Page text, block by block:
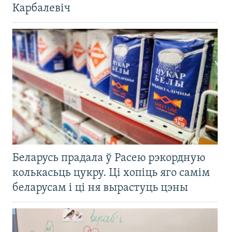
Карбалевіч
Беларусь прадала ў Расею рэкордную
колькасьць цукру. Ці хопіць яго самім
беларусам і ці ня вырастуць цэны